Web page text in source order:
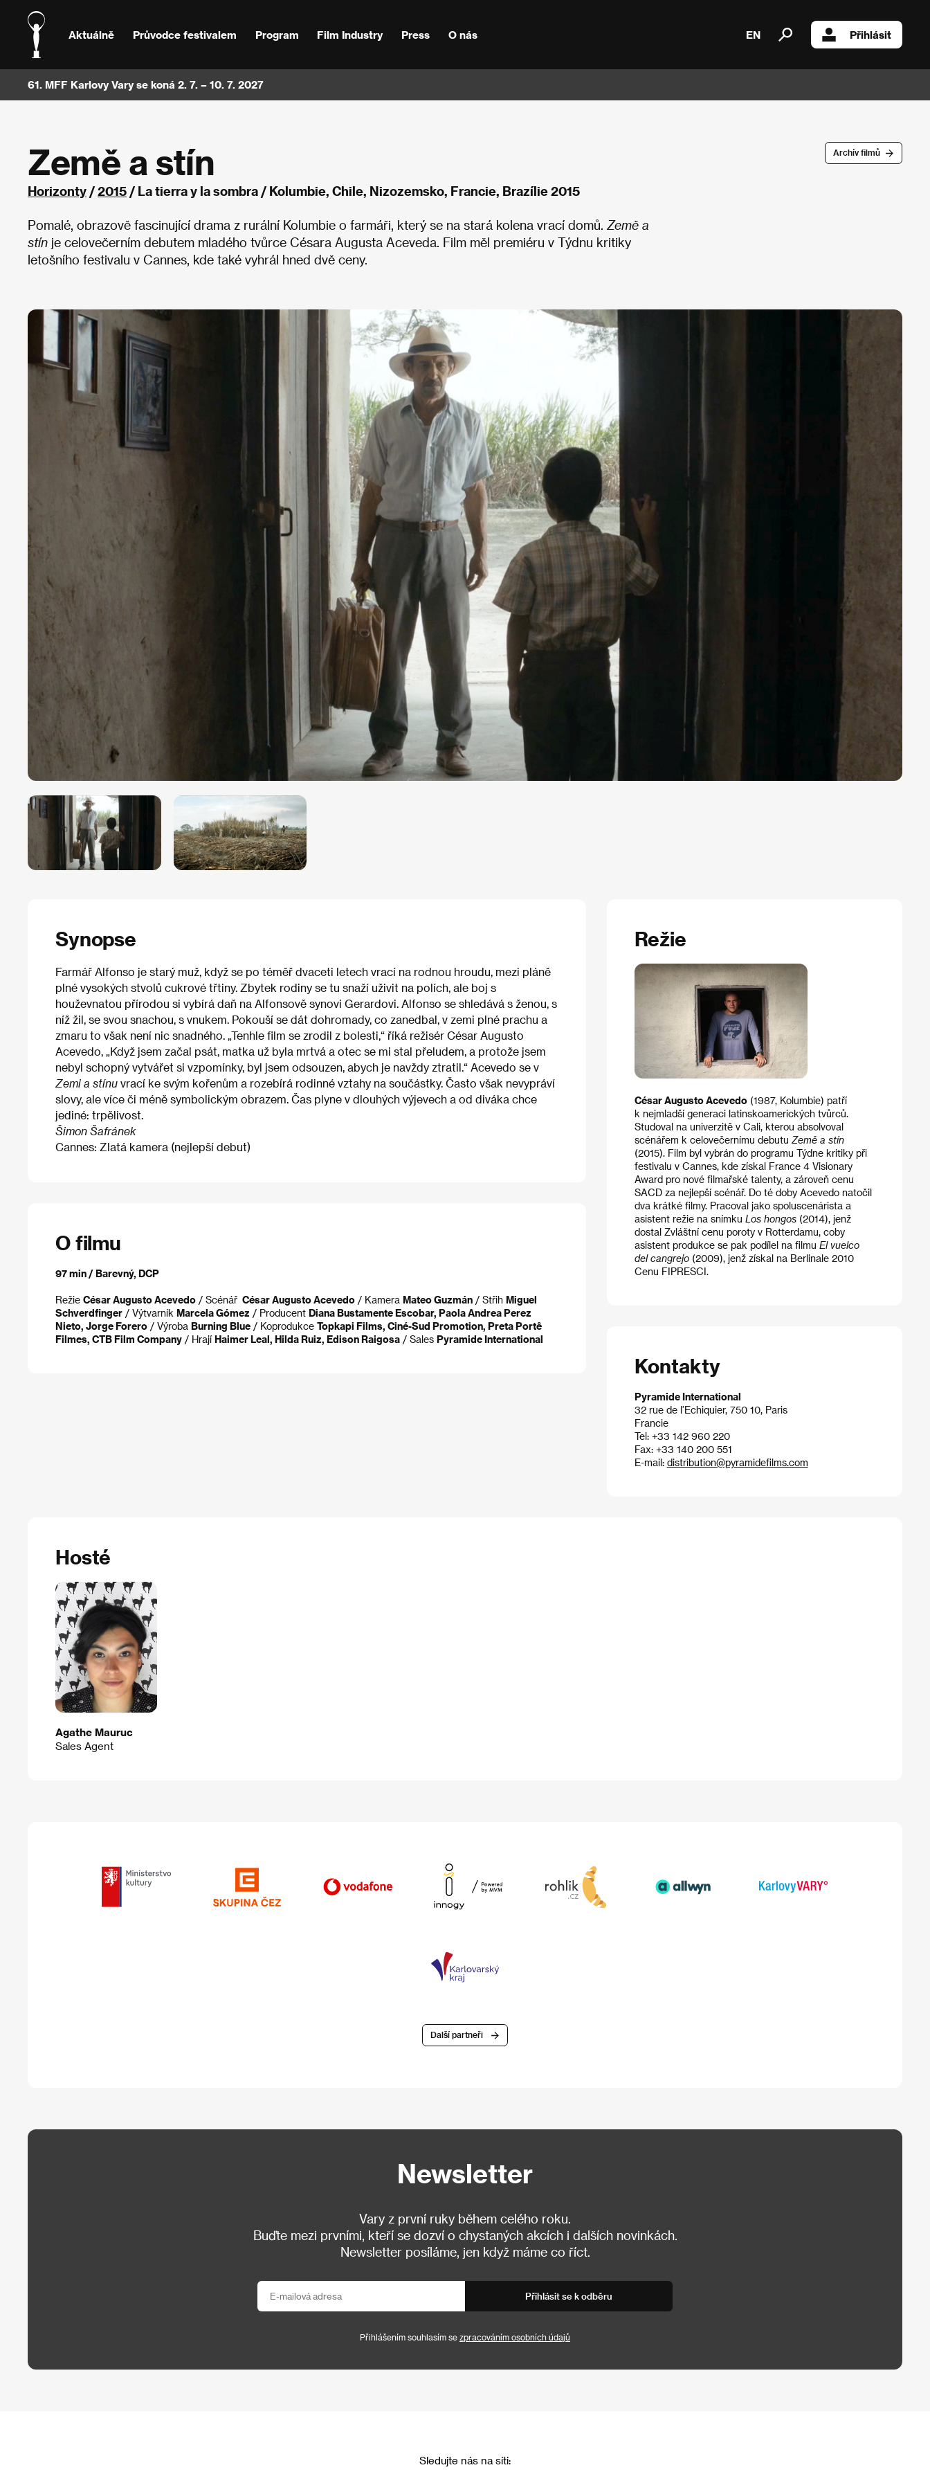
Aktuálně Průvodce festivalem Program Film Industry Press O nás EN Přihlásit
61. MFF Karlovy Vary se koná 2. 7. – 10. 7. 2027
Archív filmů
Země a stín
Horizonty /2015 / La tierra y la sombra / Kolumbie, Chile, Nizozemsko, Francie, Brazílie 2015
Pomalé, obrazově fascinující drama z rurální Kolumbie o farmáři, který se na stará kolena vrací domů. Země a
stín je celovečerním debutem mladého tvůrce Césara Augusta Aceveda. Film měl premiéru v Týdnu kritiky
letošního festivalu v Cannes, kde také vyhrál hned dvě ceny.
Synopse
Farmář Alfonso je starý muž, když se po téměř dvaceti letech vrací na rodnou hroudu, mezi pláně
plné vysokých stvolů cukrové třtiny. Zbytek rodiny se tu snaží uživit na polích, ale boj s
houževnatou přírodou si vybírá daň na Alfonsově synovi Gerardovi. Alfonso se shledává s ženou, s
níž žil, se svou snachou, s vnukem. Pokouší se dát dohromady, co zanedbal, v zemi plné prachu a
zmaru to však není nic snadného. „Tenhle film se zrodil z bolesti,“ říká režisér César Augusto
Acevedo, „Když jsem začal psát, matka už byla mrtvá a otec se mi stal přeludem, a protože jsem
nebyl schopný vytvářet si vzpomínky, byl jsem odsouzen, abych je navždy ztratil.“ Acevedo se v
Zemi a stínu vrací ke svým kořenům a rozebírá rodinné vztahy na součástky. Často však nevypráví
slovy, ale více či méně symbolickým obrazem. Čas plyne v dlouhých výjevech a od diváka chce
jediné: trpělivost.
Šimon Šafránek
Cannes: Zlatá kamera (nejlepší debut)
O filmu
97 min / Barevný, DCP
Režie César Augusto Acevedo / Scénář César Augusto Acevedo / Kamera Mateo Guzmán / Střih Miguel
Schverdfinger / Výtvarník Marcela Gómez / Producent Diana Bustamente Escobar, Paola Andrea Perez
Nieto, Jorge Forero / Výroba Burning Blue / Koprodukce Topkapi Films, Ciné-Sud Promotion, Preta Portê
Filmes, CTB Film Company / Hrají Haimer Leal, Hilda Ruiz, Edison Raigosa / Sales Pyramide International
Režie
César Augusto Acevedo(1987, Kolumbie) patří
k nejmladší generaci latinskoamerických tvůrců.
Studoval na univerzitě v Cali, kterou absolvoval
scénářem k celovečernímu debutu Země a stín
(2015). Film byl vybrán do programu Týdne kritiky při
festivalu v Cannes, kde získal France 4 Visionary
Award pro nové filmařské talenty, a zároveň cenu
SACD za nejlepší scénář. Do té doby Acevedo natočil
dva krátké filmy. Pracoval jako spoluscenárista a
asistent režie na snímku Los hongos(2014), jenž
dostal Zvláštní cenu poroty v Rotterdamu, coby
asistent produkce se pak podílel na filmu El vuelco
del cangrejo(2009), jenž získal na Berlinale 2010
Cenu FIPRESCI.
Kontakty
Pyramide International
32 rue de l’Echiquier, 750 10, Paris
Francie
Tel: +33 142 960 220
Fax: +33 140 200 551
E-mail: distribution@pyramidefilms.com
Hosté
Agathe Mauruc
Sales Agent
Další partneři
Newsletter
Vary z první ruky během celého roku.
Buďte mezi prvními, kteří se dozví o chystaných akcích i dalších novinkách.
Newsletter posíláme, jen když máme co říct.
Přihlásit se k odběru
Přihlášením souhlasím se zpracováním osobních údajů
Sledujte nás na síti: